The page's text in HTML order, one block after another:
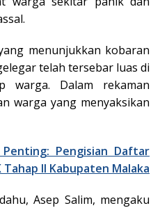
menunjukkan kobaran
telah tersebar luas di
warga. Dalam rekaman
warga yang menyaksikan
Penting: Pengisian Daftar
Tahap II Kabupaten Malaka
Asep Salim, mengaku